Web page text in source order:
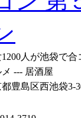
1200人が池袋で
--- 居酒屋
豊島区西池袋3-